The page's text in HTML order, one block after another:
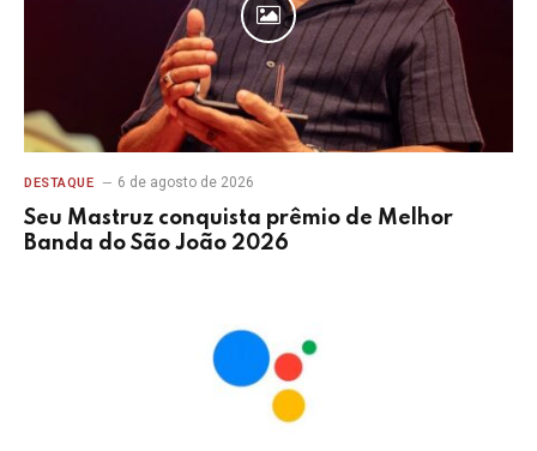
DESTAQUE 6 de agosto de 2026
Seu Mastruz conquista prêmio de Melhor
Banda do São João 2026